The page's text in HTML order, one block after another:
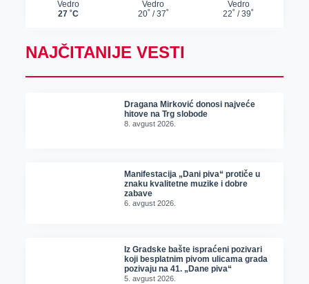
NAJČITANIJE VESTI
Dragana Mirković donosi najveće
hitove na Trg slobode
8. avgust 2026.
Manifestacija „Dani piva“ protiče u
znaku kvalitetne muzike i dobre
zabave
6. avgust 2026.
Iz Gradske bašte ispraćeni pozivari
koji besplatnim pivom ulicama grada
pozivaju na 41. „Dane piva“
5. avgust 2026.